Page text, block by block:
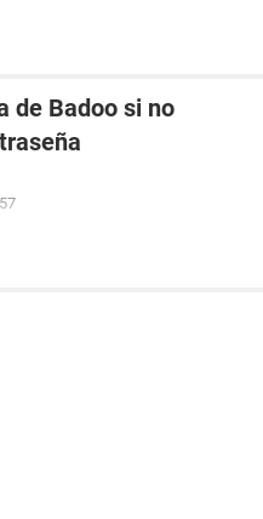
de Badoo si no